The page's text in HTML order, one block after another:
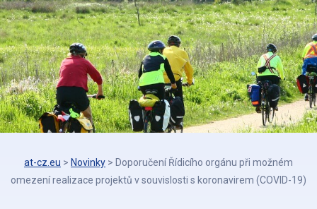
at-cz.eu > Novinky > Doporučení Řídicího orgánu při možném
omezení realizace projektů v souvislosti s koronavirem (COVID-19)